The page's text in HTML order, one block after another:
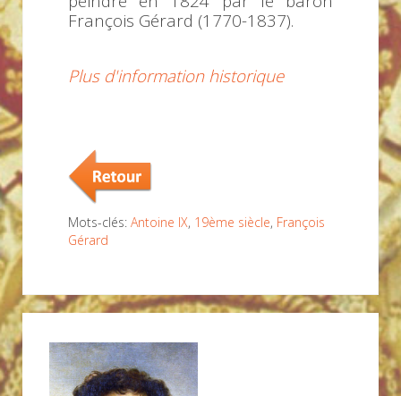
François Gérard (1770-1837).
Plus d'information historique
Mots-clés: Antoine IX, 19ème siècle, François
Gérard